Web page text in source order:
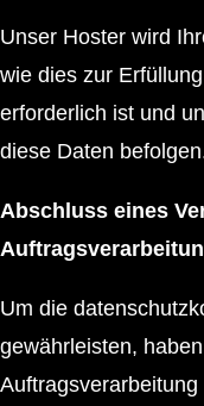
Unser Hoster wird
wie dies zur
erforderlich ist und
diese Daten
Abschluss eines
Um die
gewährleisten,